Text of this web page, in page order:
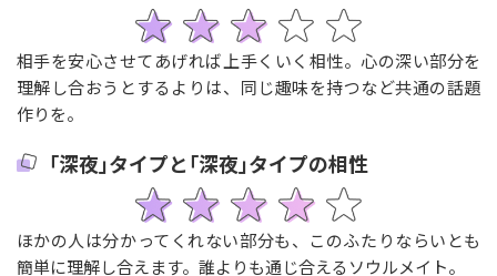
相手を安心させてあげれば上手くいく相性。心の深い部分を
理解し合おうとするよりは、同じ趣味を持つなど共通の話題
作りを。
｢深夜｣タイプと｢深夜｣タイプの相性
ほかの人は分かってくれない部分も、このふたりならいとも
簡単に理解し合えます。誰よりも通じ合えるソウルメイト。